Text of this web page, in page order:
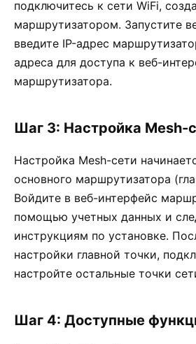
подключитесь к сети WiFi,
маршрутизатором. Запустите
введите IP-адрес
адреса для доступа к веб-
маршрутизатора.
Шаг 3: Настройка Mesh-
Настройка Mesh-сети
основного маршрутизатора
Войдите в веб-интерфейс
помощью учетных данных и
инструкциям по установке.
настройки главной точки,
настройте остальные точки
Шаг 4: Доступные